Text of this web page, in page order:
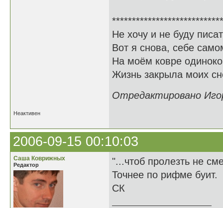
Не хочу и не буду
Вот я снова, себе
На моём ковре
Жизнь закрыла моих
Отредактировано
Неактивен
2006-09-15 00:10:03
Саша Коврижных
Редактор
"...чтоб пролезть не
Точнее по рифме буит.
СК